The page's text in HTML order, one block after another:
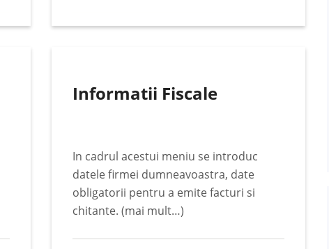
Informatii Fiscale
In cadrul acestui meniu se introduc
datele firmei dumneavoastra, date
obligatorii pentru a emite facturi si
chitante. (mai mult…)